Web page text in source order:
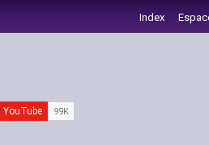
Index